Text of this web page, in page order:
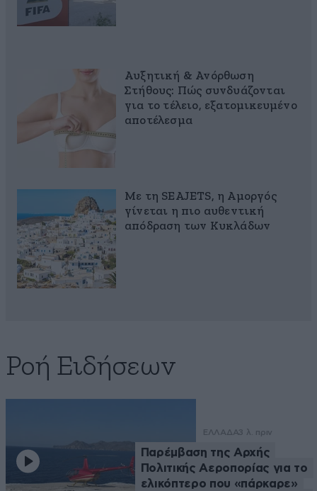
Αυξητική & Ανόρθωση
Στήθους: Πώς συνδυάζονται
για το τέλειο, εξατομικευμένο
αποτέλεσμα
Με τη SEAJETS, η Αμοργός
γίνεται η πιο αυθεντική
απόδραση των Κυκλάδων
Ροή Ειδήσεων
ΕΛΛΑΔΑ3 λ. πριν
Παρέμβαση της Αρχής
Πολιτικής Αεροπορίας για το
ελικόπτερο που «πάρκαρε»